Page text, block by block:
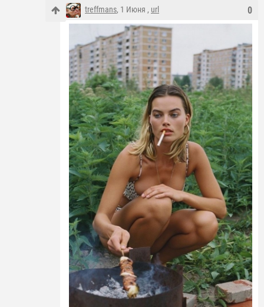
0
treffmans, 1 Июня , url